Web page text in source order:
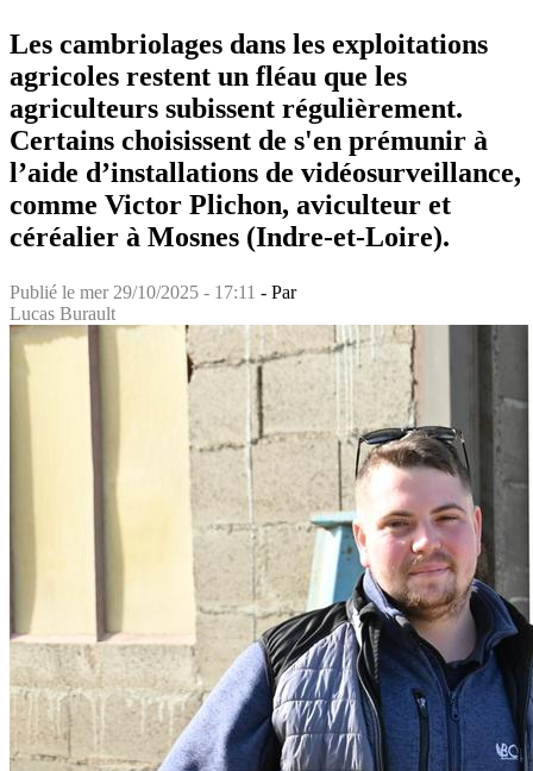
Les cambriolages dans les exploitations
agricoles restent un fléau que les
agriculteurs subissent régulièrement.
Certains choisissent de s'en prémunir à
l’aide d’installations de vidéosurveillance,
comme Victor Plichon, aviculteur et
céréalier à Mosnes (Indre-et-Loire).
Publié le mer 29/10/2025 - 17:11 - Par
Lucas Burault